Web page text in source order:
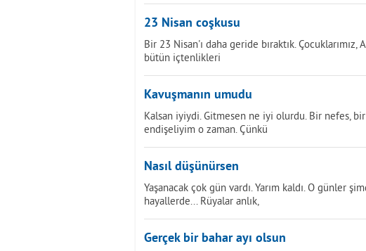
23 Nisan coşkusu
Bir 23 Nisan'ı daha geride bıraktık.
bütün içtenlikleri
Kavuşmanın umudu
Kalsan iyiydi. Gitmesen ne iyi olurdu. Bir nefes,
endişeliyim o zaman. Çünkü
Nasıl düşünürsen
Yaşanacak çok gün vardı. Yarım kaldı. O günler
hayallerde... Rüyalar anlık,
Gerçek bir bahar ayı olsun